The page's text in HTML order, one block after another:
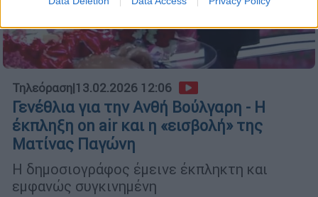
Τηλεόραση|13.02.2026 12:06
Γενέθλια για την Ανθή Βούλγαρη - Η
έκπληξη on air και η «εισβολή» της
Ματίνας Παγώνη
Η δημοσιογράφος έμεινε έκπληκτη και
εμφανώς συγκινημένη